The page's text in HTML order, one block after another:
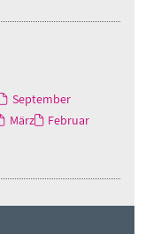
September
März
Februar